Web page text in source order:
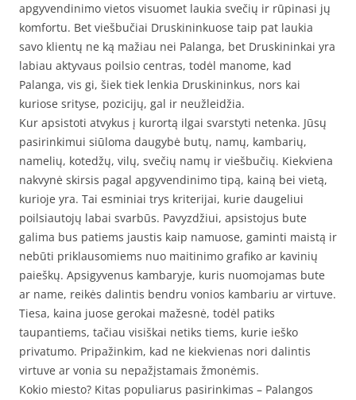
apgyvendinimo vietos visuomet laukia svečių ir rūpinasi jų
komfortu. Bet viešbučiai Druskininkuose taip pat laukia
savo klientų ne ką mažiau nei Palanga, bet Druskininkai yra
labiau aktyvaus poilsio centras, todėl manome, kad
Palanga, vis gi, šiek tiek lenkia Druskininkus, nors kai
kuriose srityse, pozicijų, gal ir neužleidžia.
Kur apsistoti atvykus į kurortą ilgai svarstyti netenka. Jūsų
pasirinkimui siūloma daugybė butų, namų, kambarių,
namelių, kotedžų, vilų, svečių namų ir viešbučių. Kiekviena
nakvynė skirsis pagal apgyvendinimo tipą, kainą bei vietą,
kurioje yra. Tai esminiai trys kriterijai, kurie daugeliui
poilsiautojų labai svarbūs. Pavyzdžiui, apsistojus bute
galima bus patiems jaustis kaip namuose, gaminti maistą ir
nebūti priklausomiems nuo maitinimo grafiko ar kavinių
paieškų. Apsigyvenus kambaryje, kuris nuomojamas bute
ar name, reikės dalintis bendru vonios kambariu ar virtuve.
Tiesa, kaina juose gerokai mažesnė, todėl patiks
taupantiems, tačiau visiškai netiks tiems, kurie ieško
privatumo. Pripažinkim, kad ne kiekvienas nori dalintis
virtuve ar vonia su nepažįstamais žmonėmis.
Kokio miesto? Kitas populiarus pasirinkimas – Palangos